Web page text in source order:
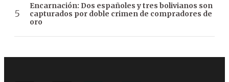
Encarnación: Dos españoles y tres bolivianos son
capturados por doble crimen de compradores de
oro